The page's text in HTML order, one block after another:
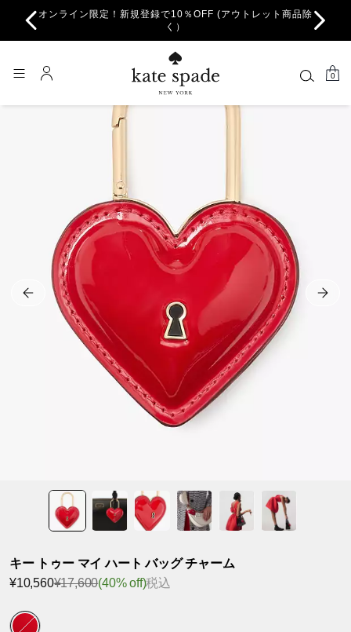
オンライン限定！新規登録で10％OFF (アウトレット商品除
く）
0
キー トゥー マイ ハート バッグ チャーム
¥10,560¥17,600(40% off)税込